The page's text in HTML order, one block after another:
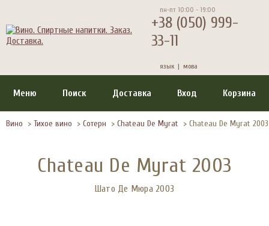
пн-пт 10:00 - 19:00
+38 (050) 999-
33-11
язык | мова
Меню Поиск Доставка Вход Корзина
Вино > Тихое вино > Сотерн > Chateau De Myrat > Chateau De Myrat 2003
Chateau De Myrat 2003
Шато Де Мюра 2003